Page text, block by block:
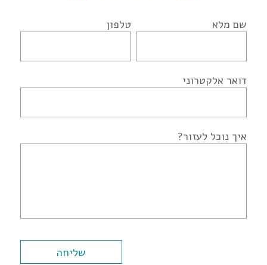
שם מלא טלפון
דואר אלקטרוני
איך נוכל לעזור?